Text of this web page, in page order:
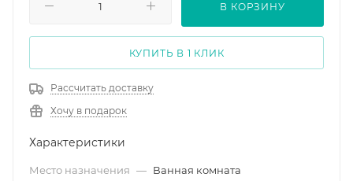
В КОРЗИНУ
КУПИТЬ В 1 КЛИК
Рассчитать доставку
Хочу в подарок
Характеристики
Место назначения — Ванная комната